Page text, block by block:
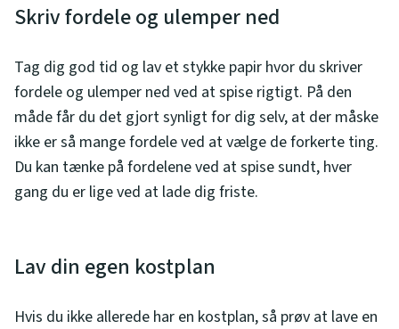
Skriv fordele og ulemper ned
Tag dig god tid og lav et stykke papir hvor du skriver
fordele og ulemper ned ved at spise rigtigt. På den
måde får du det gjort synligt for dig selv, at der måske
ikke er så mange fordele ved at vælge de forkerte ting.
Du kan tænke på fordelene ved at spise sundt, hver
gang du er lige ved at lade dig friste.
Lav din egen kostplan
Hvis du ikke allerede har en kostplan, så prøv at lave en